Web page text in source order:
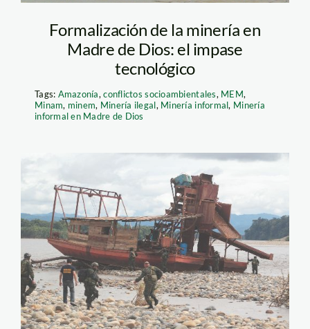
Formalización de la minería en
Madre de Dios: el impase
tecnológico
Tags: Amazonía,conflictos socioambientales, MEM,
Minam, minem, Minería ilegal, Minería informal, Minería
informal en Madre de Dios